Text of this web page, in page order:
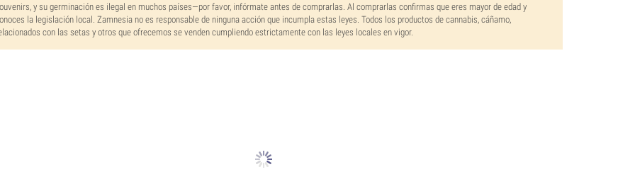
y su germinación es ilegal en muchos países—por favor, infórmate antes de comprarlas. Al comprarlas confirmas que eres mayor de edad y
la legislación local. Zamnesia no es responsable de ninguna acción que incumpla estas leyes. Todos los productos de cannabis, cáñamo,
con las setas y otros que ofrecemos se venden cumpliendo estrictamente con las leyes locales en vigor.